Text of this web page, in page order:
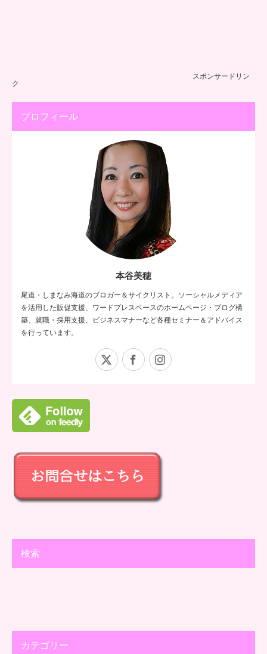
スポンサードリン
ク
プロフィール
本谷美穂
尾道・しまなみ海道のブロガー＆サイクリスト。ソーシャルメディア
を活用した販促支援、ワードプレスベースのホームページ・ブログ構
築、就職・採用支援、ビジネスマナーなど各種セミナー＆アドバイス
を行っています。
Facebook
検索
カテゴリー